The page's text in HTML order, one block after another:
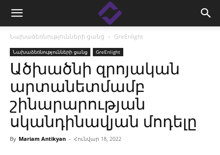
Նախաձեռնությունների ցանց GreEnlight
Նախաձեռնությունների ցանց GreEnlight
Ածխածնի զրոյական
արտանետմամբ
շինարարության
սկանդինավյան մոդելը
By Mariam Antikyan - Հունվար 18, 2022